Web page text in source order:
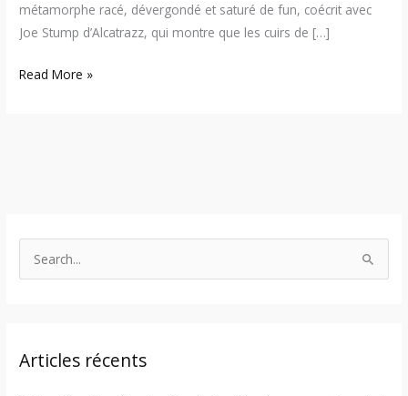
métamorphe racé, dévergondé et saturé de fun, coécrit avec
Joe Stump d’Alcatrazz, qui montre que les cuirs de […]
Read More »
c
Articles récents